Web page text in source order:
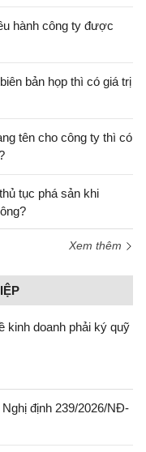
hành công ty được
bản họp thì có giá trị
tên cho công ty thì có
tục phá sản khi
Xem thêm
kinh doanh phải ký quỹ
định 239/2026/NĐ-